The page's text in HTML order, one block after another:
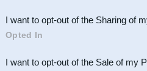
Participants
parties.
I want to opt-out of the Sharing of
Opted In
I want to opt-out of the Sale of my